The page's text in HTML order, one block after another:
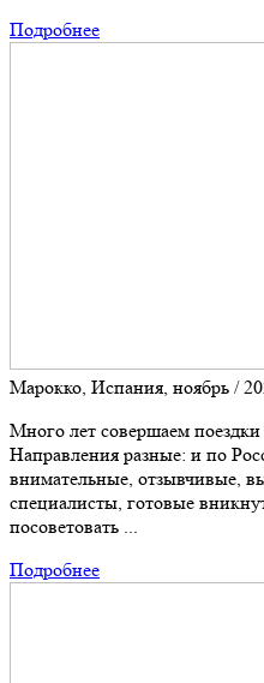
Подробнее
Марокко, Испания, ноябрь /
Много лет совершаем
Направления разные: и по
внимательные, отзывчивые,
специалисты, готовые
посоветовать ...
Подробнее